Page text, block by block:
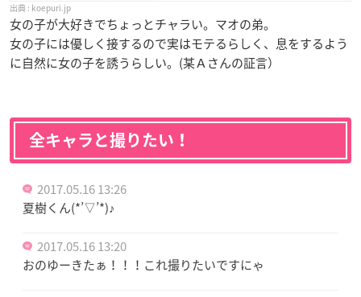
koepuri.jp
女の子が大好きでちょっとチャラい。マオの弟。
女の子には優しく接するので実はモテるらしく、息をするよう
に自然に女の子を誘うらしい。(某Ａさんの証言）
全キャラと撮りたい！
2017.05.16 13:26
夏樹くん(*’▽’*)♪
2017.05.16 13:20
おのゆーきたぁ！！！これ撮りたいですにゃ